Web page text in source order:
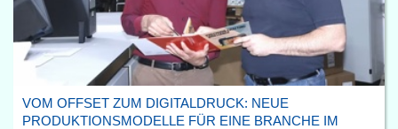
VOM OFFSET ZUM DIGITALDRUCK: NEUE
PRODUKTIONSMODELLE FÜR EINE BRANCHE IM